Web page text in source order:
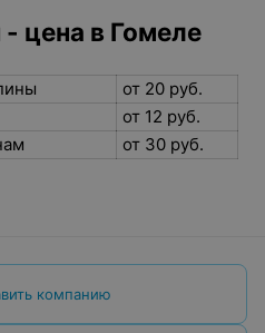
цена в Гомеле
от 20 руб.
от 12 руб.
от 30 руб.
компанию